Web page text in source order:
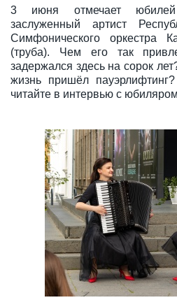
3 июня отмечает
заслуженный артист
Симфонического оркестра
(труба). Чем его так
задержался здесь на сорок
жизнь пришёл
читайте в интервью с